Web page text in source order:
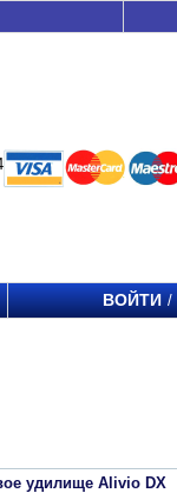
ВОЙТИ /
удилище Alivio DX